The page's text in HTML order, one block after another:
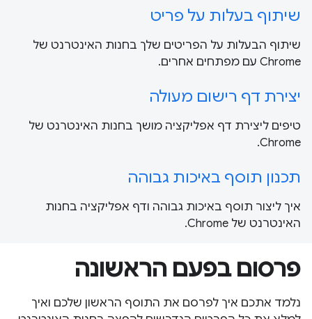
שיתוף בעלות על פריט
שיתוף הבעלות על הפריטים שלך בחנות האינטרנט של
Chrome עם מפתחים אחרים.
יצירת דף רישום מעולה
טיפים ליצירת דף אפליקציה מושך בחנות האינטרנט של
Chrome.
תכנון תוסף באיכות גבוהה
איך ליצור תוסף באיכות גבוהה ודף אפליקציה בחנות
האינטרנט של Chrome.
פרסום בפעם הראשונה
נלמד אתכם איך לפרסם את התוסף הראשון שלכם ואיך